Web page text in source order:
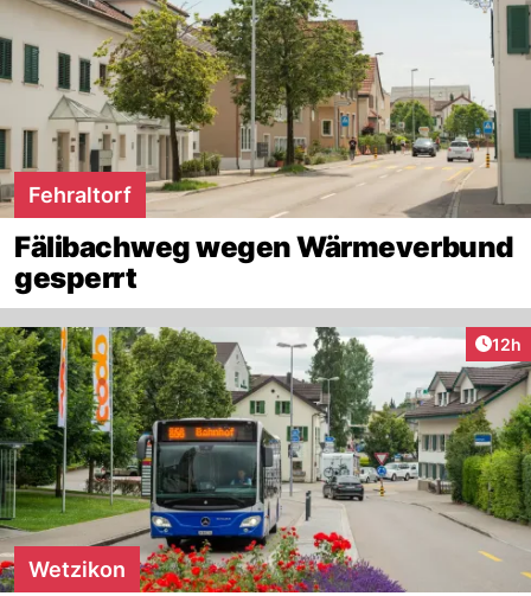
Fehraltorf
Fälibachweg wegen Wärmeverbund
gesperrt
12h
Wetzikon